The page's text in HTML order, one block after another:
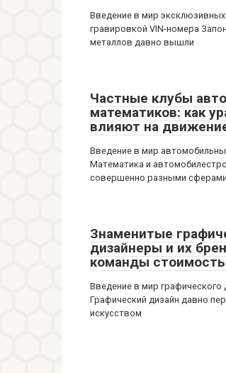
Введение в мир
гравировкой VIN-номера
металлов давно вышли
Частные клубы
математиков: как
влияют на
Введение в мир
Математика и
совершенно разными
Знаменитые
дизайнеры и их
команды
Введение в мир графического
Графический дизайн давно
искусством